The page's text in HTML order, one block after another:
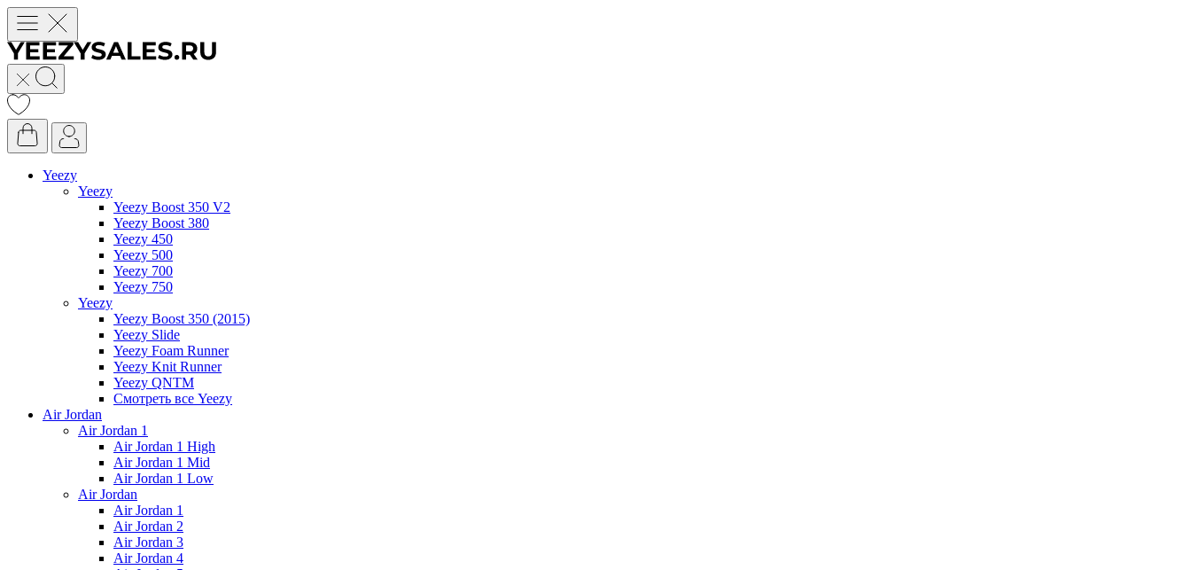
Yeezy
Yeezy
Yeezy Boost 350 V2
Yeezy Boost 380
Yeezy 450
Yeezy 500
Yeezy 700
Yeezy 750
Yeezy
Yeezy Boost 350 (2015)
Yeezy Slide
Yeezy Foam Runner
Yeezy Knit Runner
Yeezy QNTM
Смотреть все Yeezy
Air Jordan
Air Jordan 1
Air Jordan 1 High
Air Jordan 1 Mid
Air Jordan 1 Low
Air Jordan
Air Jordan 1
Air Jordan 2
Air Jordan 3
Air Jordan 4